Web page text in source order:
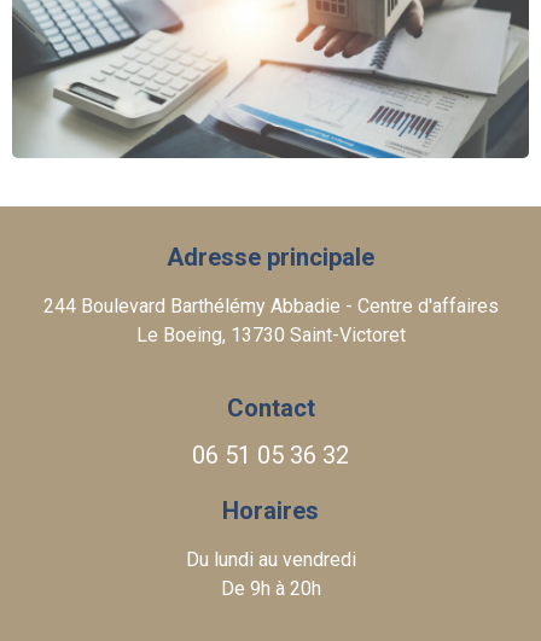
Adresse principale
244 Boulevard Barthélémy Abbadie - Centre d'affaires
Le Boeing, 13730 Saint-Victoret
Contact
06 51 05 36 32
Horaires
Du lundi au vendredi
De 9h à 20h